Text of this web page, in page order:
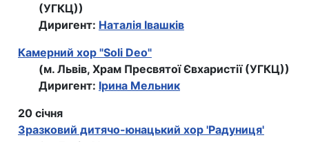
(УГКЦ))
Диригент: Наталія Івашків
Камерний хор "Soli Deo"
(м. Львів, Храм Пресвятої Євхаристії (УГКЦ))
Диригент: Ірина Мельник
20 січня
Зразковий дитячо-юнацький хор 'Радуниця'